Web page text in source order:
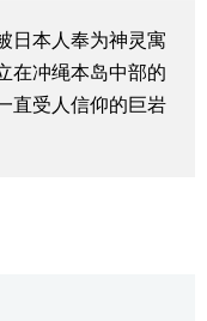
日本人奉为神灵寓
在冲绳本岛中部的
直受人信仰的巨岩